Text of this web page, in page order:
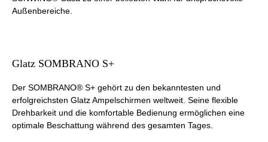
Außenbereiche.
Glatz SOMBRANO S+
Der SOMBRANO® S+ gehört zu den bekanntesten und
erfolgreichsten Glatz Ampelschirmen weltweit. Seine flexible
Drehbarkeit und die komfortable Bedienung ermöglichen eine
optimale Beschattung während des gesamten Tages.